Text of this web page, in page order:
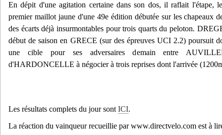
En dépit d'une agitation certaine dans son dos, il raflait l'étape,
premier maillot jaune d'une 49e édition débutée sur les chapeaux
des écarts déjà insurmontables pour trois quarts du peloton.
début de saison en GRECE (sur des épreuves UCI 2.2) poursuit
une cible pour ses adversaires demain entre
d'HARDONCELLE à négocier à trois reprises dont l'arrivée
Les résultats complets du jour sont ICI.
La réaction du vainqueur recueillie par www.directvelo.com est à